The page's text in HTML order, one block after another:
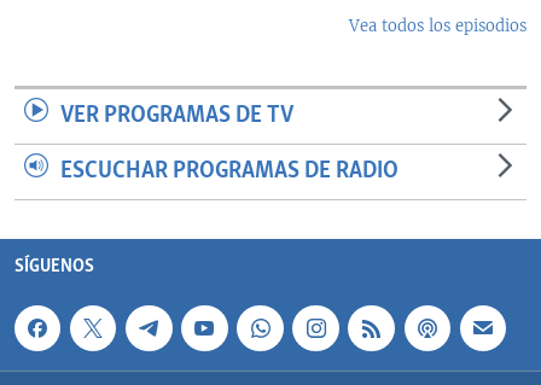
Vea todos los episodios
VER PROGRAMAS DE TV
ESCUCHAR PROGRAMAS DE RADIO
SÍGUENOS